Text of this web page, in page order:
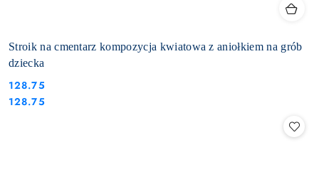
Stroik na cmentarz kompozycja kwiatowa z aniołkiem na grób
dziecka
Cena:
128.75
Cena:
128.75